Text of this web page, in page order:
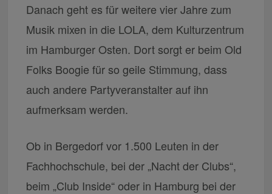
Danach geht es für weitere vier Jahre zum
Musik mixen in die LOLA, dem Kulturzentrum
im Hamburger Osten. Dort sorgt er beim Old
Folks Boogie für so geile Stimmung, dass
auch andere Partyveranstalter auf ihn
aufmerksam werden.
Ob in Bergedorf vor 1.500 Leuten in der
Fachhochschule, bei der „Nacht der Clubs“,
beim „Club Inside“ oder in Hamburg bei der